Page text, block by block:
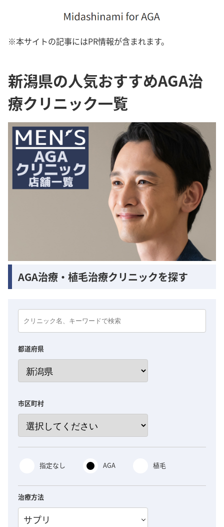
※本サイトの記事にはPR情報が含まれます。
新潟県の人気おすすめAGA治
療クリニック一覧
AGA治療・植毛治療クリニックを探す
都道府県
市区町村
指定なし AGA 植毛
治療方法
サプリ